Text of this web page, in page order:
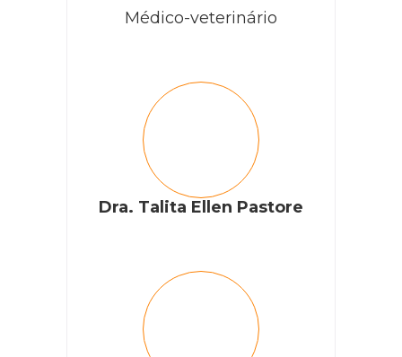
Médico-veterinário
Dra. Talita Ellen Pastore